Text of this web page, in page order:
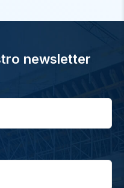
newsletter